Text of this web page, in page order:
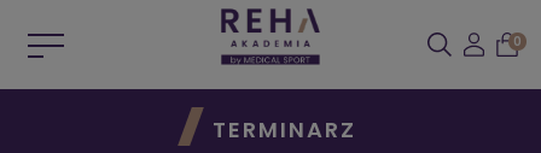
0
TERMINARZ